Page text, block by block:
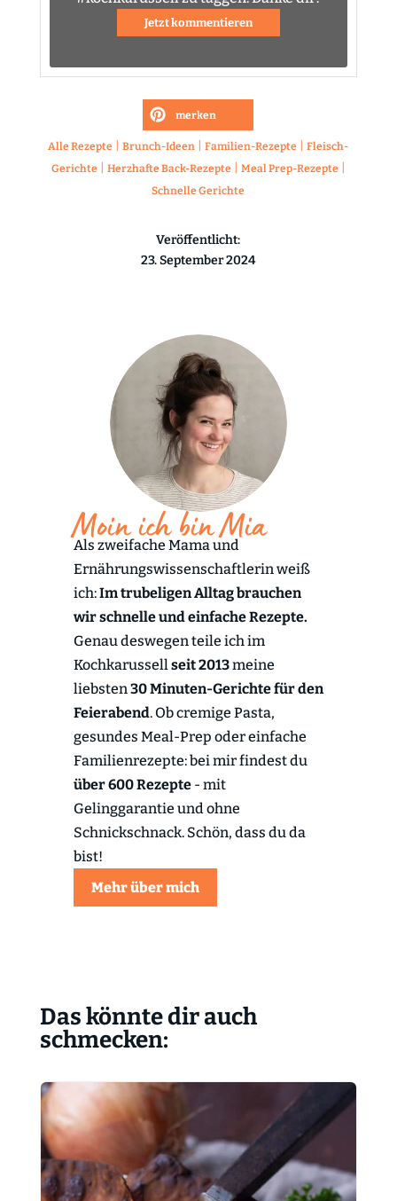
Jetzt kommentieren
merken
Alle Rezepte |Brunch-Ideen |Familien-Rezepte |Fleisch-
Gerichte
Herzhafte Back-Rezepte Meal Prep-Rezepte
Schnelle Gerichte
Veröffentlicht:
23. September 2024
Moin ich bin Mia
Als zweifache Mama und
Ernährungswissenschaftlerin weiß
ich:Im trubeligen Alltag brauchen
wir schnelle und einfache Rezepte.
Genau deswegen teile ich im
Kochkarussellseit 2013meine
liebsten30 Minuten-Gerichte für den
Feierabend. Ob cremige Pasta,
gesundes Meal-Prep oder einfache
Familienrezepte: bei mir findest du
über 600 Rezepte- mit
Gelinggarantie und ohne
Schnickschnack. Schön, dass du da
bist!
Mehr über mich
Das könnte dir auch
schmecken: